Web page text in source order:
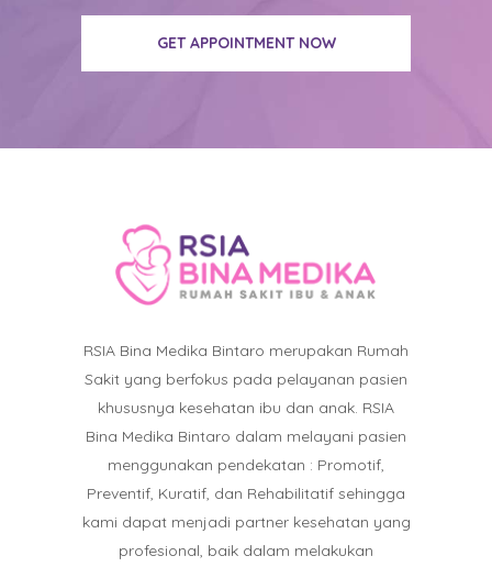
GET APPOINTMENT NOW
RSIA Bina Medika Bintaro merupakan Rumah
Sakit yang berfokus pada pelayanan pasien
khususnya kesehatan ibu dan anak. RSIA
Bina Medika Bintaro dalam melayani pasien
menggunakan pendekatan : Promotif,
Preventif, Kuratif, dan Rehabilitatif sehingga
kami dapat menjadi partner kesehatan yang
profesional, baik dalam melakukan